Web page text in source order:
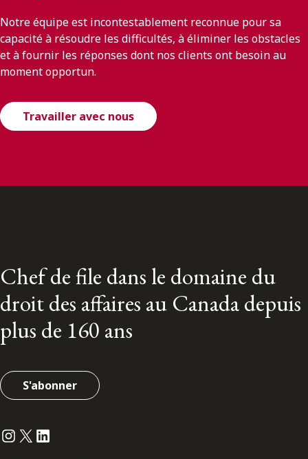
Notre équipe est incontestablement reconnue pour sa
capacité à résoudre les difficultés, à éliminer les obstacles
et à fournir les réponses dont nos clients ont besoin au
moment opportun.
Travailler avec nous
Chef de file dans le domaine du
droit des affaires au Canada depuis
plus de 160 ans
S'abonner
Instagram
Twitter
LinkedIn